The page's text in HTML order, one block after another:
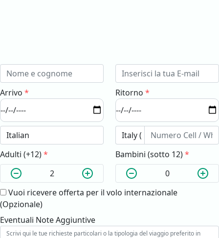
Arrivo * Ritorno *
Adulti (+12)* Bambini (sotto 12)*
Vuoi ricevere offerta per il volo internazionale
(Opzionale)
Eventuali Note Aggiuntive